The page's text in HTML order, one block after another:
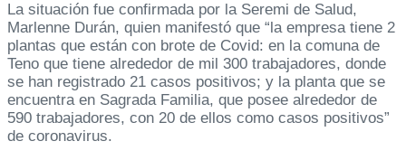
La situación fue confirmada por la Seremi de Salud,
Marlenne Durán, quien manifestó que “la empresa tiene 2
plantas que están con brote de Covid: en la comuna de
Teno que tiene alrededor de mil 300 trabajadores, donde
se han registrado 21 casos positivos; y la planta que se
encuentra en Sagrada Familia, que posee alrededor de
590 trabajadores, con 20 de ellos como casos positivos”
de coronavirus.